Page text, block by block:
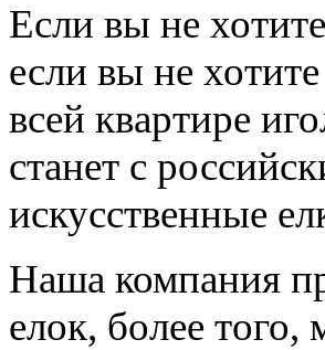
Если вы не
если вы не
всей квартире
станет с
искусственные
Наша компания
елок, более